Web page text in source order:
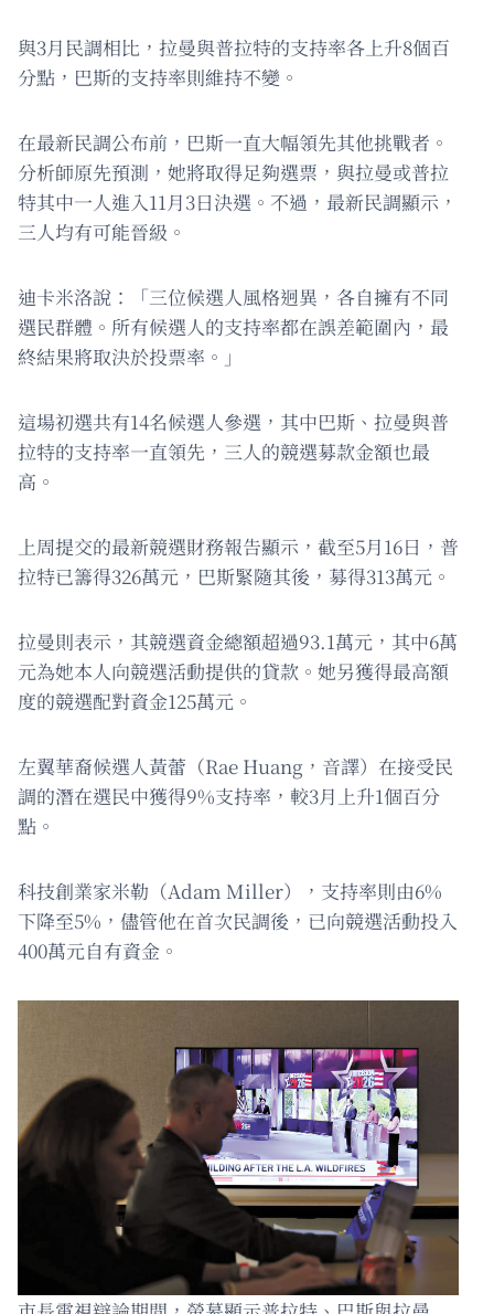
與3月民調相比，拉曼與普拉特的支持率各上升8個百
分點，巴斯的支持率則維持不變。
在最新民調公布前，巴斯一直大幅領先其他挑戰者。
分析師原先預測，她將取得足夠選票，與拉曼或普拉
特其中一人進入11月3日決選。不過，最新民調顯示，
三人均有可能晉級。
迪卡米洛說：「三位候選人風格迥異，各自擁有不同
選民群體。所有候選人的支持率都在誤差範圍內，最
終結果將取決於投票率。」
這場初選共有14名候選人參選，其中巴斯、拉曼與普
拉特的支持率一直領先，三人的競選募款金額也最
高。
上周提交的最新競選財務報告顯示，截至5月16日，普
拉特已籌得326萬元，巴斯緊隨其後，募得313萬元。
拉曼則表示，其競選資金總額超過93.1萬元，其中6萬
元為她本人向競選活動提供的貸款。她另獲得最高額
度的競選配對資金125萬元。
左翼華裔候選人黃蕾（Rae Huang，音譯）在接受民
調的潛在選民中獲得9%支持率，較3月上升1個百分
點。
科技創業家米勒（Adam Miller），支持率則由6%
下降至5%，儘管他在首次民調後，已向競選活動投入
400萬元自有資金。